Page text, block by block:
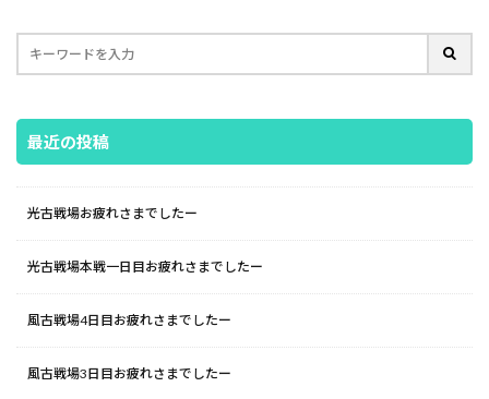
最近の投稿
光古戦場お疲れさまでしたー
光古戦場本戦一日目お疲れさまでしたー
風古戦場4日目お疲れさまでしたー
風古戦場3日目お疲れさまでしたー